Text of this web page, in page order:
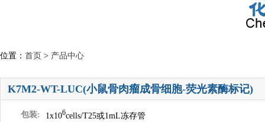
位置： 首页 > 产品中心
K7M2-WT-LUC(小鼠骨肉瘤成骨细胞-荧光素酶标记)
包装: 1x106cells/T25或1mL冻存管